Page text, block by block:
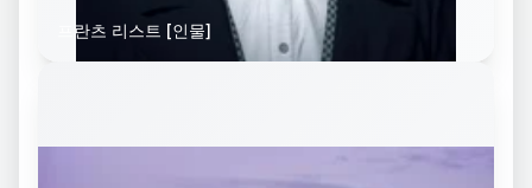
프란츠 리스트 [인물]